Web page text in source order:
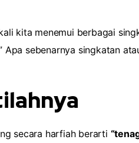
kita menemui berbagai
sebenarnya singkatan
secara harfiah berarti